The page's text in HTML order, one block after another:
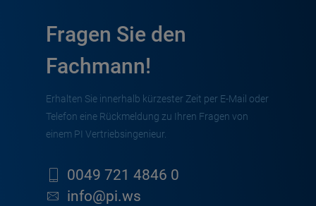
Fragen Sie den
Fachmann!
Erhalten Sie innerhalb kürzester Zeit per E-Mail oder
Telefon eine Rückmeldung zu Ihren Fragen von
einem PI Vertriebsingenieur.
0049 721 4846 0
info@pi.ws